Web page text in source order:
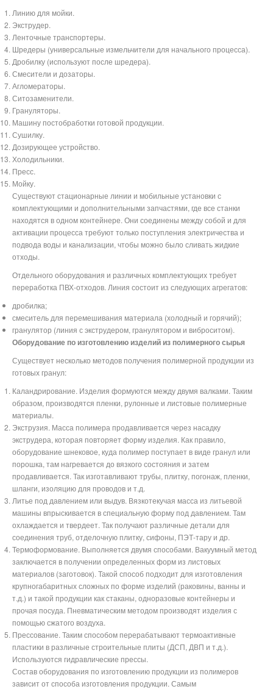
Линию для мойки.
Экструдер.
Ленточные транспортеры.
Шредеры (универсальные измельчители для начального процесса).
Дробилку (используют после шредера).
Смесители и дозаторы.
Агломераторы.
Ситозаменители.
Грануляторы.
Машину постобработки готовой продукции.
Сушилку.
Дозирующее устройство.
Холодильники.
Пресс.
Мойку.
Существуют стационарные линии и мобильные установки с
комплектующими и дополнительными запчастями, где все станки
находятся в одном контейнере. Они соединены между собой и для
активации процесса требуют только поступления электричества и
подвода воды и канализации, чтобы можно было сливать жидкие
отходы.
Отдельного оборудования и различных комплектующих требует
переработка ПВХ-отходов. Линия состоит из следующих агрегатов:
дробилка;
смеситель для перемешивания материала (холодный и горячий);
гранулятор (линия с экструдером, гранулятором и виброситом).
Оборудование по изготовлению изделий из полимерного сырья
Существует несколько методов получения полимерной продукции из
готовых гранул:
Каландрирование. Изделия формуются между двумя валками. Таким
образом, производятся пленки, рулонные и листовые полимерные
материалы.
Экструзия. Масса полимера продавливается через насадку
экструдера, которая повторяет форму изделия. Как правило,
оборудование шнековое, куда полимер поступает в виде гранул или
порошка, там нагревается до вязкого состояния и затем
продавливается. Так изготавливают трубы, плитку, погонаж, пленки,
шланги, изоляцию для проводов и т.д.
Литье под давлением или выдув. Вязкотекучая масса из литьевой
машины впрыскивается в специальную форму под давлением. Там
охлаждается и твердеет. Так получают различные детали для
соединения труб, отделочную плитку, сифоны, ПЭТ-тару и др.
Термоформование. Выполняется двумя способами. Вакуумный метод
заключается в получении определенных форм из листовых
материалов (заготовок). Такой способ подходит для изготовления
крупногабаритных сложных по форме изделий (раковины, ванны и
т.д.) и такой продукции как стаканы, одноразовые контейнеры и
прочая посуда. Пневматическим методом производят изделия с
помощью сжатого воздуха.
Прессование. Таким способом перерабатывают термоактивные
пластики в различные строительные плиты (ДСП, ДВП и т.д.).
Используются гидравлические прессы.
Состав оборудования по изготовлению продукции из полимеров
зависит от способа изготовления продукции. Самым